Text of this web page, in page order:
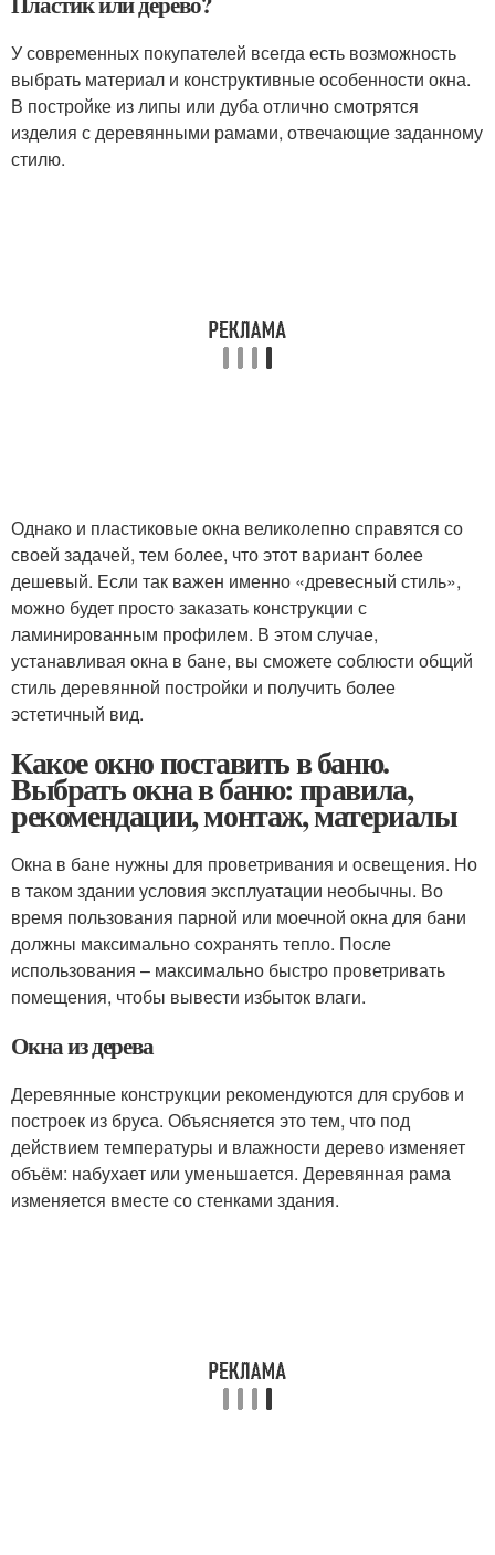
У современных покупателей всегда есть возможность
выбрать материал и конструктивные особенности окна.
В постройке из липы или дуба отлично смотрятся
изделия с деревянными рамами, отвечающие заданному
стилю.
Однако и пластиковые окна великолепно справятся со
своей задачей, тем более, что этот вариант более
дешевый. Если так важен именно «древесный стиль»,
можно будет просто заказать конструкции с
ламинированным профилем. В этом случае,
устанавливая окна в бане, вы сможете соблюсти общий
стиль деревянной постройки и получить более
эстетичный вид.
Какое окно поставить в баню.
Выбрать окна в баню: правила,
рекомендации, монтаж, материалы
Окна в бане нужны для проветривания и освещения. Но
в таком здании условия эксплуатации необычны. Во
время пользования парной или моечной окна для бани
должны максимально сохранять тепло. После
использования – максимально быстро проветривать
помещения, чтобы вывести избыток влаги.
Окна из дерева
Деревянные конструкции рекомендуются для срубов и
построек из бруса. Объясняется это тем, что под
действием температуры и влажности дерево изменяет
объём: набухает или уменьшается. Деревянная рама
изменяется вместе со стенками здания.